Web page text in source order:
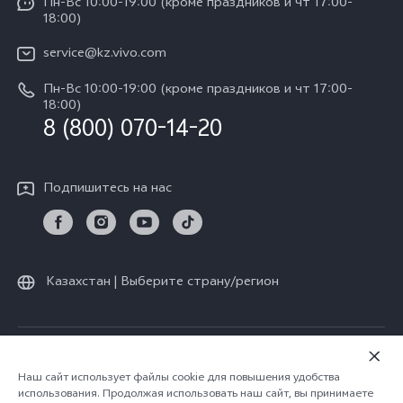
Y100
Y28
Y18
Y17s
TWS 3e
Все модели
IMEI аутентификация
Обновление системы
Запрос хода ремонта
Инструкции по гарантии vivo
Пресс-центр
Карьера в vivo
Юридическая информация
О нас
Стабильность
18:00)
service@kz.vivo.com
Пн-Вс 10:00-19:00 (кроме праздников и чт 17:00-
18:00)
8 (800) 070-14-20
Подпишитесь на нас
Казахстан | Выберите страну/регион
Политика конфиденциальности vivo |
Наш сайт использует файлы cookie для повышения удобства
использования. Продолжая использовать наш сайт, вы принимаете